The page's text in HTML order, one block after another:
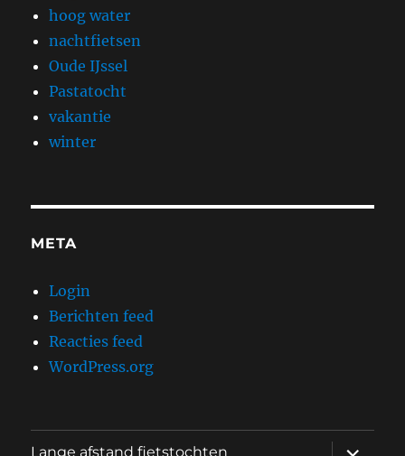
hoog water
nachtfietsen
Oude IJssel
Pastatocht
vakantie
winter
META
Login
Berichten feed
Reacties feed
WordPress.org
Lange afstand fietstochten